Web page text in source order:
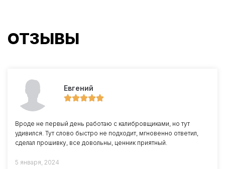
ОТЗЫВЫ
Евгений
Вроде не первый день работаю с калибровщиками, но тут
удивился. Тут слово быстро не подходит, мгновенно ответил,
сделал прошивку, все довольны, ценник приятный.
5 января, 2024